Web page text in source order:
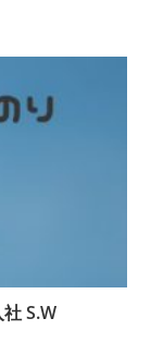
S.W